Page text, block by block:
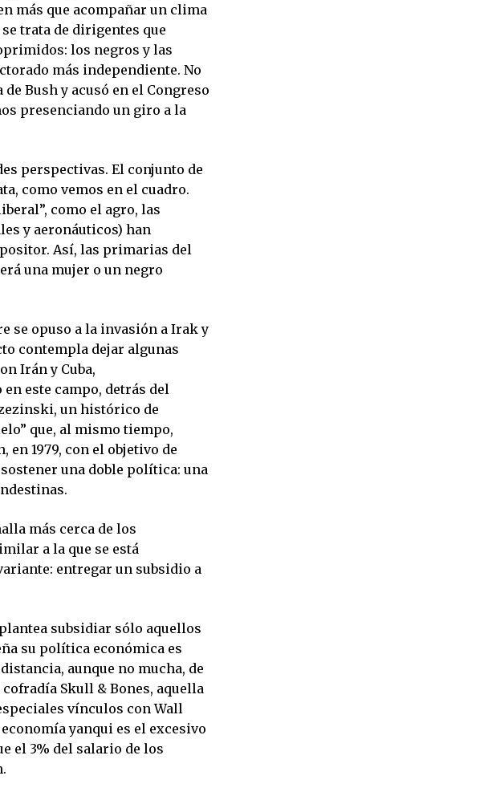
más que acompañar un clima
trata de dirigentes que
los negros y las
más independiente. No
Bush y acusó en el Congreso
presenciando un giro a la
perspectivas. El conjunto de
como vemos en el cuadro.
como el agro, las
y aeronáuticos) han
Así, las primarias del
una mujer o un negro
se opuso a la invasión a Irak y
contempla dejar algunas
Irán y Cuba,
este campo, detrás del
un histórico de
que, al mismo tiempo,
1979, con el objetivo de
una doble política: una
más cerca de los
a la que se está
entregar un subsidio a
subsidiar sólo aquellos
su política económica es
aunque no mucha, de
Skull & Bones, aquella
vínculos con Wall
yanqui es el excesivo
el 3% del salario de los